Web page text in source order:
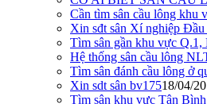
Cần tìm sân cầu lông khu
Xin sđt sân Xí nghiệp
Tìm sân gần khu vực Q.1,
Hệ thống sân cầu lông
Tìm sân đánh cầu lông ở
Xin sdt sân bv17518/04/
Tìm sân khu vực Tân Bình